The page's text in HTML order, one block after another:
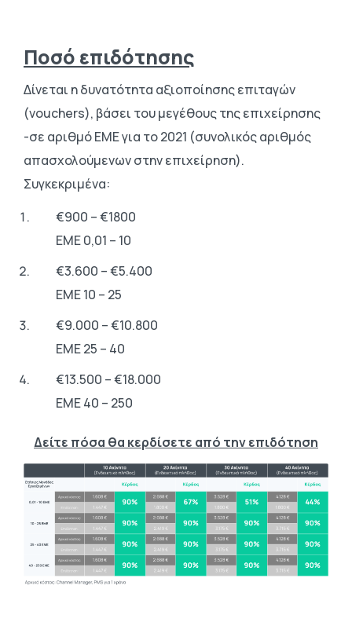
Ποσό επιδότησης
Δίνεται η δυνατότητα αξιοποίησης επιταγών
(vouchers), βάσει του μεγέθους της επιχείρησης
-σε αριθμό ΕΜΕ για το 2021 (συνολικός αριθμός
απασχολούμενων στην επιχείρηση).
Συγκεκριμένα:
€900 – €1800
ΕΜΕ 0,01 – 10
€3.600 – €5.400
ΕΜΕ 10 – 25
€9.000 – €10.800
ΕΜΕ 25 – 40
€13.500 – €18.000
ΕΜΕ 40 – 250
Δείτε πόσα θα κερδίσετε από την επιδότηση